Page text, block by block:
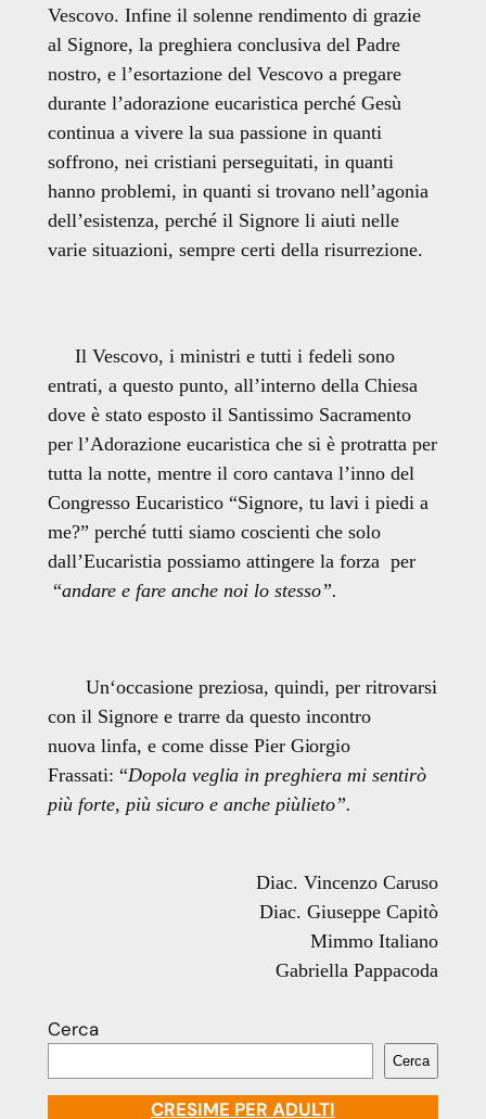
Vescovo. Infine il solenne rendimento di grazie
al Signore, la preghiera conclusiva del Padre
nostro, e l’esortazione del Vescovo a pregare
durante l’adorazione eucaristica perché Gesù
continua a vivere la sua passione in quanti
soffrono, nei cristiani perseguitati, in quanti
hanno problemi, in quanti si trovano nell’agonia
dell’esistenza, perché il Signore li aiuti nelle
varie situazioni, sempre certi della risurrezione.
Il Vescovo, i ministri e tutti i fedeli sono
entrati, a questo punto, all’interno della Chiesa
dove è stato esposto il Santissimo Sacramento
per l’Adorazione eucaristica che si è protratta per
tutta la notte, mentre il coro cantava l’inno del
Congresso Eucaristico “Signore, tu lavi i piedi a
me?” perché tutti siamo coscienti che solo
dall’Eucaristia possiamo attingere la forza per
“andare e fare anche noi lo stesso”.
Un‘occasione preziosa, quindi, per ritrovarsi
con il Signore e trarre da questo incontro
nuova linfa, e come disse Pier Giorgio
Frassati: “Dopola veglia in preghiera mi sentirò
più forte, più sicuro e anche piùlieto”.
Diac. Vincenzo Caruso
Diac. Giuseppe Capitò
Mimmo Italiano
Gabriella Pappacoda
Cerca
Cerca
CRESIME PER ADULTI